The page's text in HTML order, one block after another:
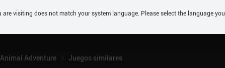
PRÓXIMOS SIMILARES
Adventure Juegos similares
visiting does not match your system language. Please select the language you